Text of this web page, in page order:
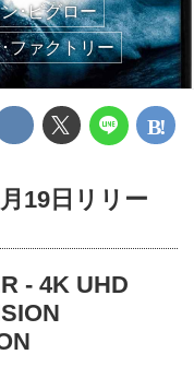
･ビグロー
ファクトリー
19日リリー
- 4K UHD